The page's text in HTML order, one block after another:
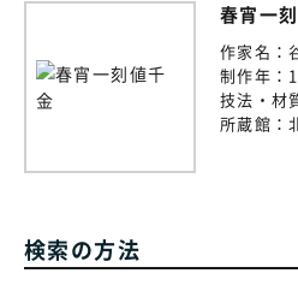
春宵一
作家名：
制作年：
技法・材
所蔵館：
検索の方法